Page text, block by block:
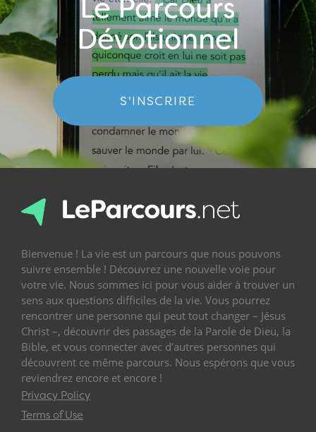
Le Parcours
Dévotionnel
S'INSCRIRE
Bienvenue ! La vie est un parcours que nous pouvons
suivre ensemble ! Découvrez une nouvelle voie pour
votre vie. Nous sommes ici pour vous aider à trouver un
sens aux questions difficiles de la vie. Vous pourrez
rencontrer une personne qui peut tout changer – Jésus
Christ –, découvrir des passages de la Parole de Dieu, la
Bible, et vous connecter avec d’autres personnes qui
découvrent ce même parcours. Nous espérons que vous
reviendrez encore et encore !
Privacy Policy
Terms of Use